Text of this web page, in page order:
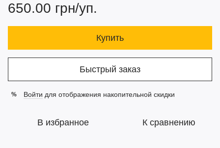
650.00 грн/уп.
Купить
Быстрый заказ
% Войти для отображения накопительной скидки
В избранное К сравнению